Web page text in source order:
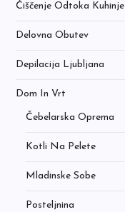
Čiščenje Odtoka Kuhinje
Delovna Obutev
Depilacija Ljubljana
Dom In Vrt
Čebelarska Oprema
Kotli Na Pelete
Mladinske Sobe
Posteljnina